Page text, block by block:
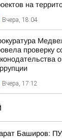
на
Вчера, 18:04
проверку
Вчера, 17:12
Баширов: